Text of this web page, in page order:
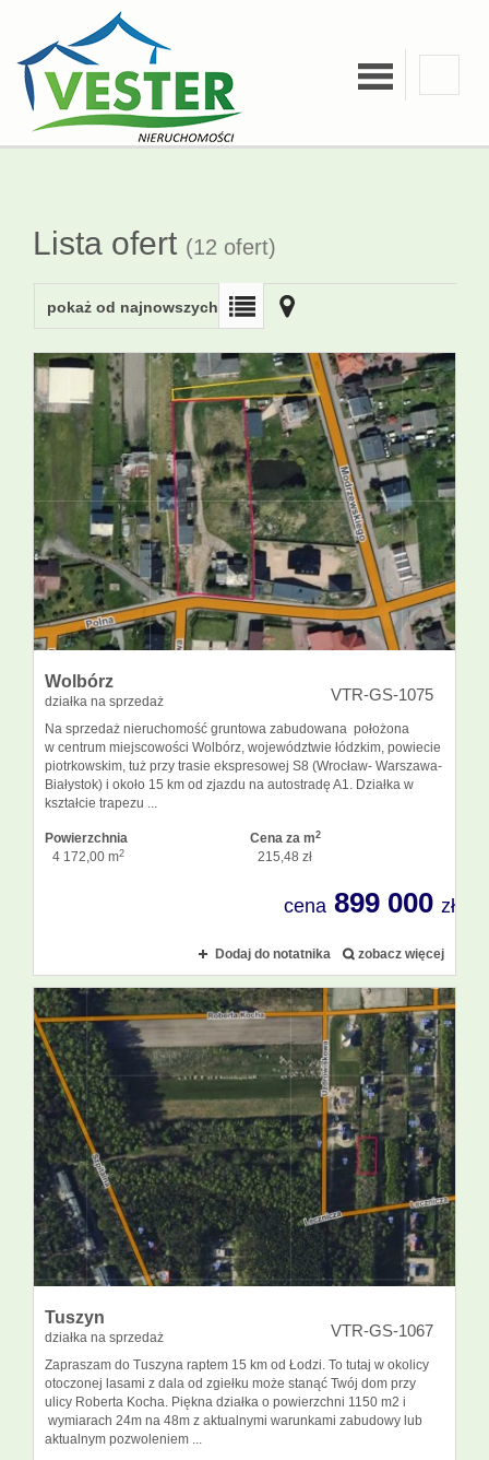
O firmie
ofertę
Kalkulatory
Kontakt
Notatnik
Lista ofert (12 ofert)
pokaż od najnowszych
Wolbórz
działka na sprzedaż VTR-GS-1075
Na sprzedaż nieruchomość gruntowa zabudowana położona
w centrum miejscowości Wolbórz, województwie łódzkim, powiecie
piotrkowskim, tuż przy trasie ekspresowej S8 (Wrocław- Warszawa-
Białystok) i około 15 km od zjazdu na autostradę A1. Działka w
kształcie trapezu ...
Powierzchnia
4 172,00 m2
Cena za m2
215,48 zł
cena 899 000 zł
Dodaj do notatnika zobacz więcej
Tuszyn
działka na sprzedaż VTR-GS-1067
Zapraszam do Tuszyna raptem 15 km od Łodzi. To tutaj w okolicy
otoczonej lasami z dala od zgiełku może stanąć Twój dom przy
ulicy Roberta Kocha. Piękna działka o powierzchni 1150 m2 i
wymiarach 24m na 48m z aktualnymi warunkami zabudowy lub
aktualnym pozwoleniem ...